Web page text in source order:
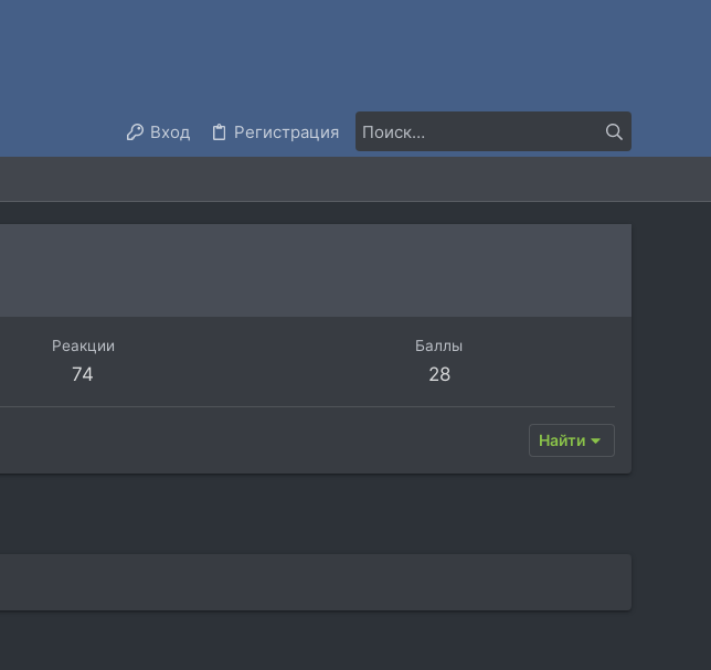
Вход Регистрация
Реакции
74
Баллы
28
Найти